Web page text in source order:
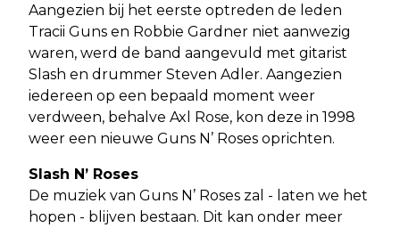
Aangezien bij het eerste optreden de leden
Tracii Guns en Robbie Gardner niet aanwezig
waren, werd de band aangevuld met gitarist
Slash en drummer Steven Adler. Aangezien
iedereen op een bepaald moment weer
verdween, behalve Axl Rose, kon deze in 1998
weer een nieuwe Guns N’ Roses oprichten.
Slash N’ Roses
De muziek van Guns N’ Roses zal - laten we het
hopen - blijven bestaan. Dit kan onder meer